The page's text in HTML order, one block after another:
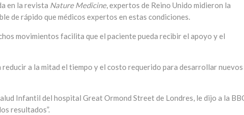
en la revista Nature Medicine, expertos de Reino Unido midieron la
de rápido que médicos expertos en estas condiciones.
movimientos facilita que el paciente pueda recibir el apoyo y el
a la mitad el tiempo y el costo requerido para desarrollar nuevos
Infantil del hospital Great Ormond Street de Londres, le dijo a la
resultados”.